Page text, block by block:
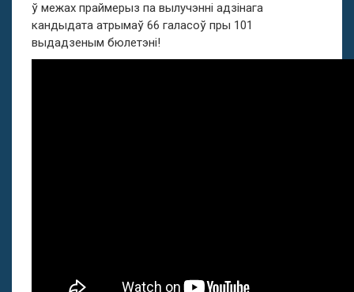
ў межах праймерыз па вылучэнні адзінага
кандыдата атрымаў 66 галасоў пры 101
выдадзеным бюлетэні!